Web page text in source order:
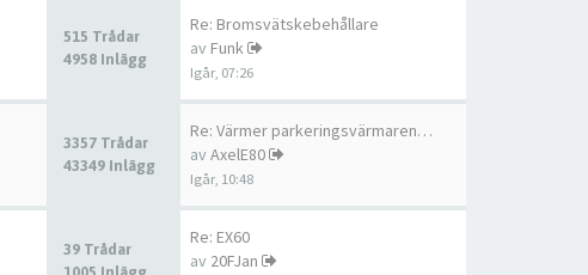
515 Trådar
4958 Inlägg
Re: Bromsvätskebehållare
av Funk
Igår, 07:26
3357 Trådar
43349 Inlägg
Re: Värmer parkeringsvärmaren…
av AxelE80
Igår, 10:48
39 Trådar
Re: EX60
av 20FJan